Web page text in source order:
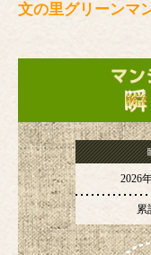
文の里グリーンマ
2026
累